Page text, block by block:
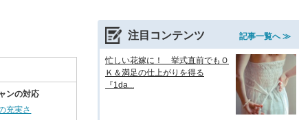
ンの対応
充実さ
注目コンテンツ 記事一覧へ ≫
忙しい花嫁に！ 挙式直前でもＯ
Ｋ＆満足の仕上がりを得る
『1da...